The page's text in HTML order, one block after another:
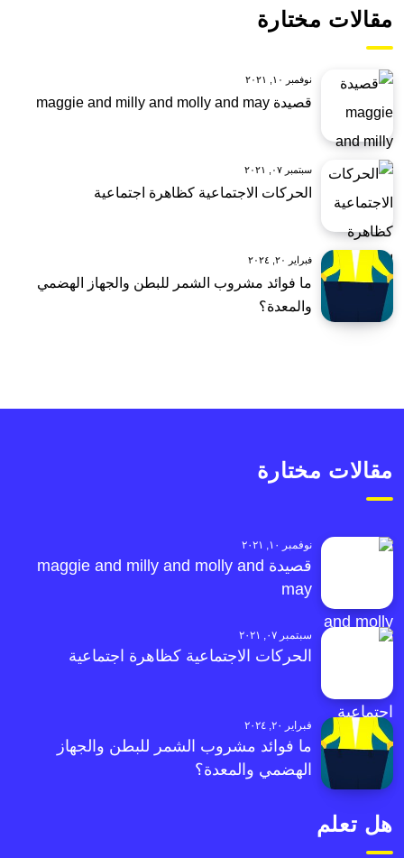
مقالات مختارة
نوفمبر ١٠, ٢٠٢١
قصيدة maggie and milly and molly and may
سبتمبر ٠٧, ٢٠٢١
الحركات الاجتماعية كظاهرة اجتماعية
فبراير ٢٠, ٢٠٢٤
ما فوائد مشروب الشمر للبطن والجهاز الهضمي
والمعدة؟
مقالات مختارة
نوفمبر ١٠, ٢٠٢١
قصيدة maggie and milly and molly and
may
سبتمبر ٠٧, ٢٠٢١
الحركات الاجتماعية كظاهرة اجتماعية
فبراير ٢٠, ٢٠٢٤
ما فوائد مشروب الشمر للبطن والجهاز
الهضمي والمعدة؟
هل تعلم